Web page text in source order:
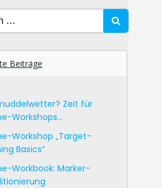
Beiträge
Zeit für
Workshops…
Workshop „Target-
Basics“
Workbook: Marker-